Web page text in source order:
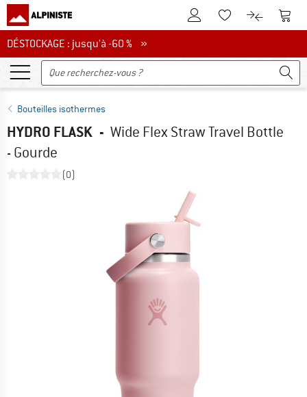
Vers le compte client
Vers la liste
Vers le
DÉSTOCKAGE : jusqu'à -60 %
DÉSTOCKAGE : jusqu'à -60 % »
Bouteilles isothermes
HYDRO FLASK - Wide Flex Straw Travel Bottle
- Gourde
(0)